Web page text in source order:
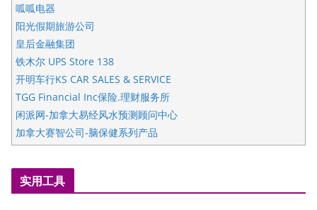
呱呱电器
阳光假期旅游公司
皇后金融集团
铁木尔 UPS Store 138
开明车行KS CAR SALES & SERVICE
TGG Financial Inc保险.理财服务所
闲派网-加拿大易经风水预测顾问中心
加拿大赛智公司-脑保健系列产品
五星国艺拍卖及评估公司
国际注册执业营养师公会
爱德华连锁酒店万锦分店
实用工具